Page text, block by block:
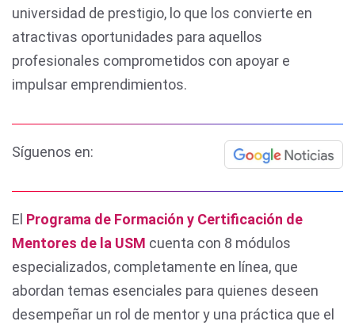
universidad de prestigio, lo que los convierte en
atractivas oportunidades para aquellos
profesionales comprometidos con apoyar e
impulsar emprendimientos.
Síguenos en:
El Programa de Formación y Certificación de
Mentores de la USM cuenta con 8 módulos
especializados, completamente en línea, que
abordan temas esenciales para quienes deseen
desempeñar un rol de mentor y una práctica que el